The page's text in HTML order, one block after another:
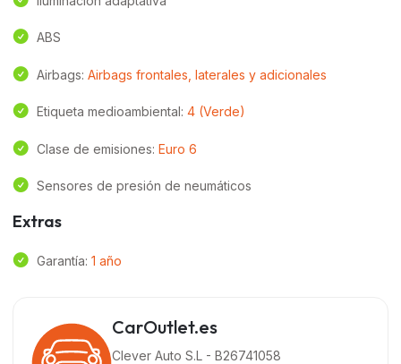
ABS
Airbags: Airbags frontales, laterales y adicionales
Etiqueta medioambiental: 4 (Verde)
Clase de emisiones: Euro 6
Sensores de presión de neumáticos
Extras
Garantía: 1 año
CarOutlet.es
Clever Auto S.L - B26741058